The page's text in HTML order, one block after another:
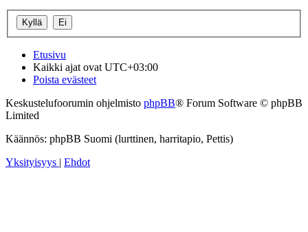
Etusivu
Kaikki ajat ovat UTC+03:00
Poista evästeet
Keskustelufoorumin ohjelmisto phpBB® Forum Software © phpBB
Limited
Käännös: phpBB Suomi (lurttinen, harritapio, Pettis)
Yksityisyys | Ehdot